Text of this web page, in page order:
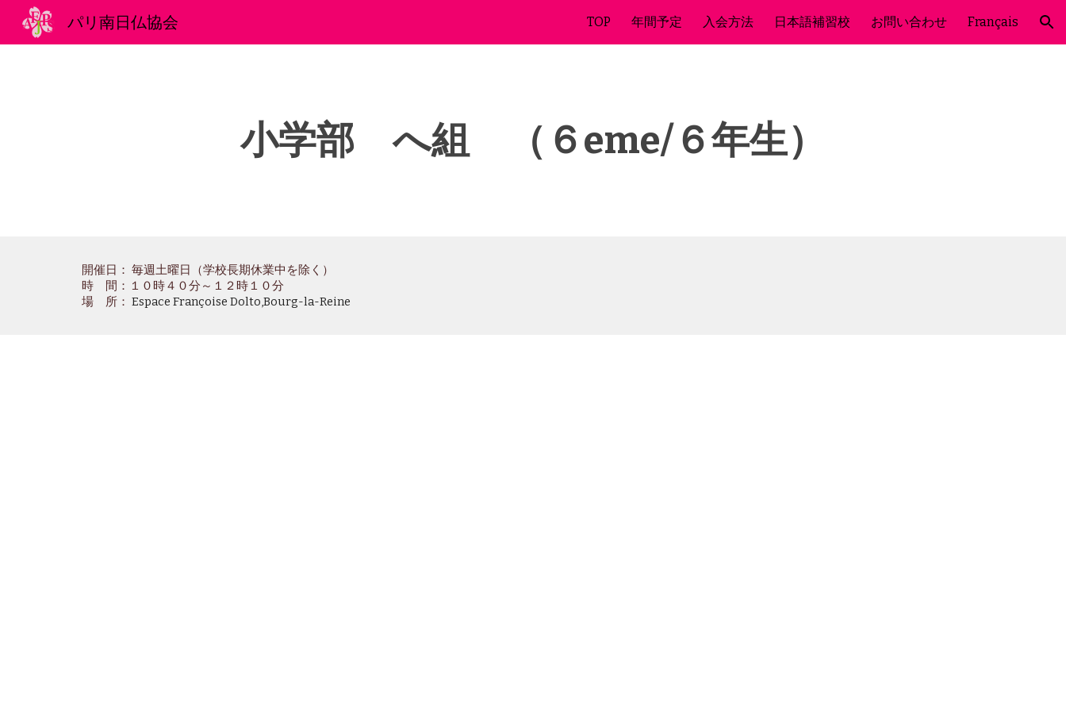
Skip to navigation
パリ南日仏協会 TOP 年間予定 入会方法 日本語補習校 お問い合わせ Français
小学部 へ組 （６eme/６年生）
開催日： 毎週土曜日（学校長期休業中を除く）
時 間：１０時４０分～１２時１０分
場 所： Espace Françoise Dolto,Bourg-la-Reine